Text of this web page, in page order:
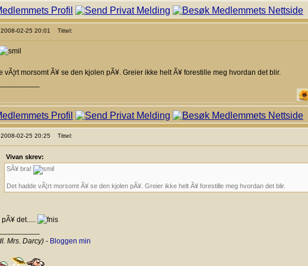
02-25 20:01 Tittel:
vÃ¦rt morsomt Ã¥ se den kjolen pÃ¥. Greier ikke helt Ã¥ forestille meg hvordan det blir.
02-25 20:25 Tittel:
Vivan skrev:
SÃ¥ bra!
Det hadde vÃ¦rt morsomt Ã¥ se den kjolen pÃ¥. Greier ikke helt Ã¥ forestille meg hvordan det blir.
det.....
Mrs. Darcy) - Bloggen min